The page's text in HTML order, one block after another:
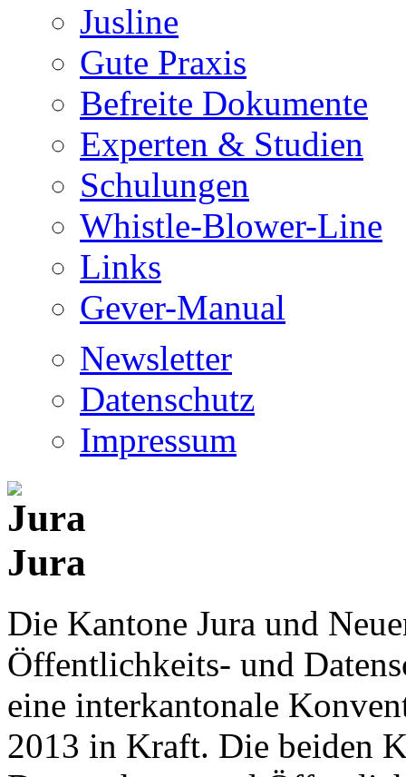
Jusline
Gute Praxis
Befreite Dokumente
Experten & Studien
Schulungen
Whistle-Blower-Line
Links
Gever-Manual
Newsletter
Datenschutz
Impressum
Jura
Die Kantone Jura und
Öffentlichkeits- und
eine interkantonale
2013 in Kraft. Die beiden